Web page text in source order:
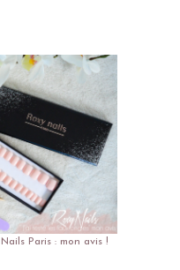
Paris : mon avis !